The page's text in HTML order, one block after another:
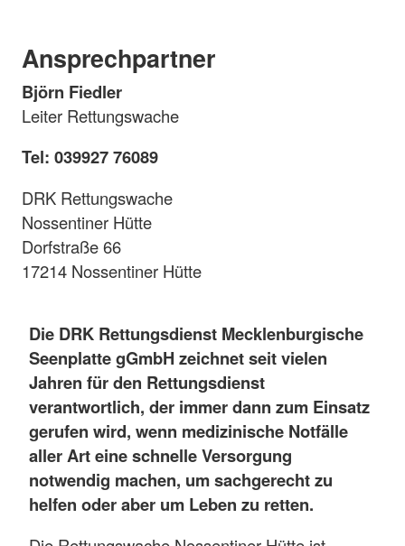
Ansprechpartner
Björn Fiedler
Leiter Rettungswache
Tel: 039927 76089
DRK Rettungswache
Nossentiner Hütte
Dorfstraße 66
17214 Nossentiner Hütte
Die DRK Rettungsdienst Mecklenburgische
Seenplatte gGmbH zeichnet seit vielen
Jahren für den Rettungsdienst
verantwortlich, der immer dann zum Einsatz
gerufen wird, wenn medizinische Notfälle
aller Art eine schnelle Versorgung
notwendig machen, um sachgerecht zu
helfen oder aber um Leben zu retten.